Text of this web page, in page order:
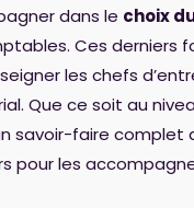
dans le choix
Ces derniers
les chefs
Que ce soit au
savoir-faire complet
pour les